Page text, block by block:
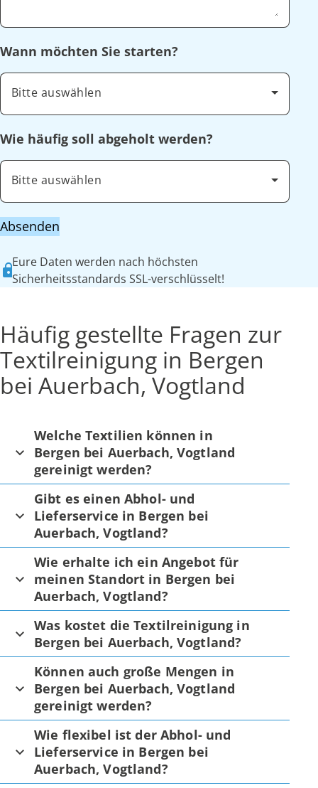
Wann möchten Sie starten?
Bitte auswählen
Wie häufig soll abgeholt werden?
Bitte auswählen
Absenden
Eure Daten werden nach höchsten
Sicherheitsstandards SSL-verschlüsselt!
Häufig gestellte Fragen zur
Textilreinigung in Bergen
bei Auerbach, Vogtland
Welche Textilien können in
Bergen bei Auerbach, Vogtland
gereinigt werden?
Gibt es einen Abhol- und
Lieferservice in Bergen bei
Auerbach, Vogtland?
Wie erhalte ich ein Angebot für
meinen Standort in Bergen bei
Auerbach, Vogtland?
Was kostet die Textilreinigung in
Bergen bei Auerbach, Vogtland?
Können auch große Mengen in
Bergen bei Auerbach, Vogtland
gereinigt werden?
Wie flexibel ist der Abhol- und
Lieferservice in Bergen bei
Auerbach, Vogtland?